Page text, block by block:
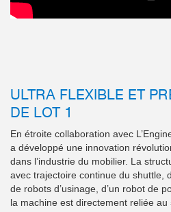
ULTRA FLEXIBLE ET
DE LOT 1
En étroite collaboration avec
a développé une innovation
dans l’industrie du mobilier. La
avec trajectoire continue du shuttle,
de robots d’usinage, d’un robot de
la machine est directement reliée